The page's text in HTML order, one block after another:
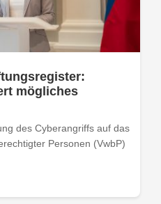
mögliches
des Cyberangriffs auf das
Personen (VwbP)